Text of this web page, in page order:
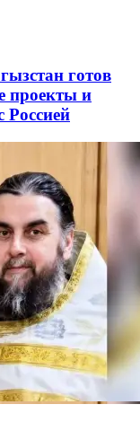
готов
проекты и
Россией